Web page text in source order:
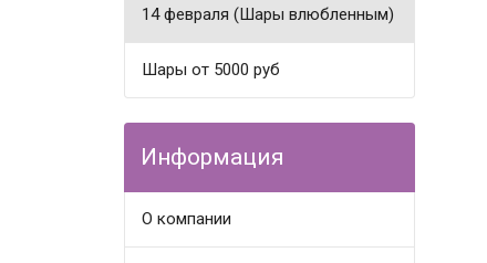
14 февраля (Шары влюбленным)
Шары от 5000 руб
Информация
О компании